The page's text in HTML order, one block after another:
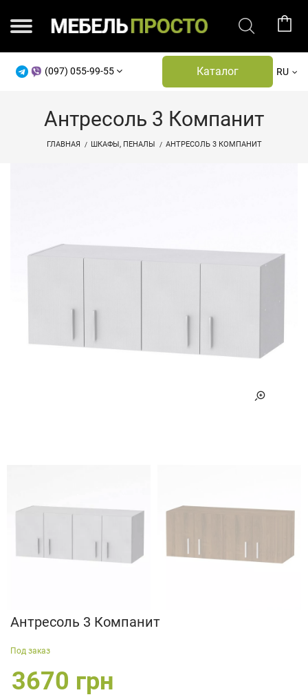
(097) 055-99-55 Каталог RU
Антресоль 3 Компанит
ГЛАВНАЯ ШКАФЫ, ПЕНАЛЫ АНТРЕСОЛЬ 3 КОМПАНИТ
Антресоль 3 Компанит
Под заказ
3670 грн